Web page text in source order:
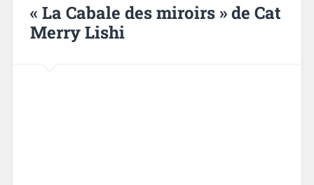
« La Cabale des miroirs » de Cat
Merry Lishi